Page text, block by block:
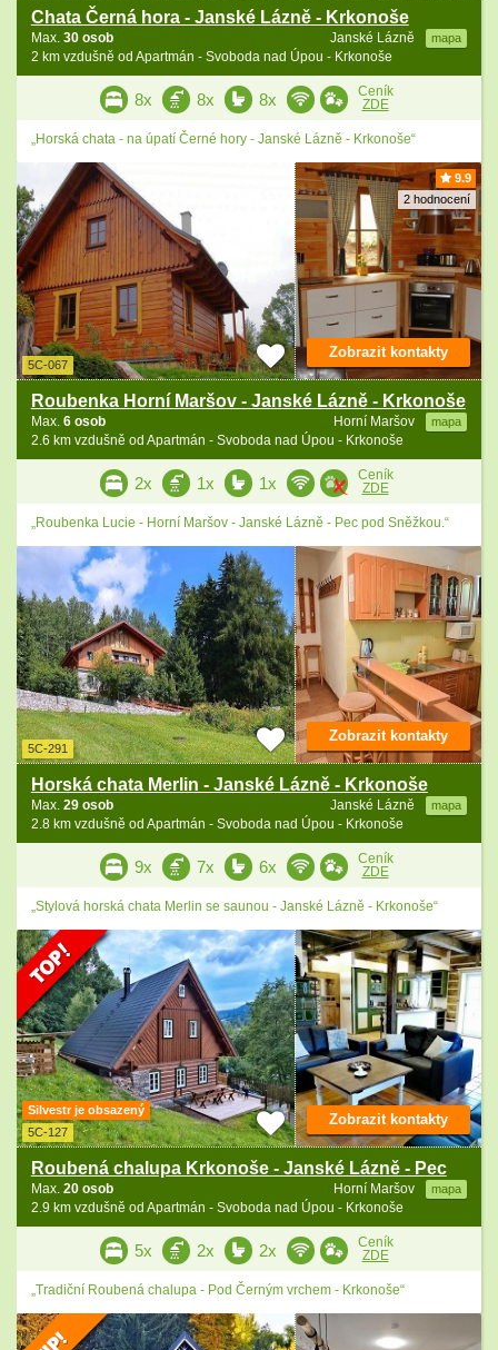
Chata Černá hora - Janské Lázně - Krkonoše
Janské Lázně mapa
Max. 30 osob
2 km vzdušně od Apartmán - Svoboda nad Úpou - Krkonoše
8x 8x 8x
Ceník
ZDE
„Horská chata - na úpatí Černé hory - Janské Lázně - Krkonoše“
9.9
2 hodnocení
5C-067
Roubenka Horní Maršov - Janské Lázně - Krkonoše
Horní Maršov mapa
Max. 6 osob
2.6 km vzdušně od Apartmán - Svoboda nad Úpou - Krkonoše
Zobrazit kontakty
2x 1x 1x
Ceník
ZDE
„Roubenka Lucie - Horní Maršov - Janské Lázně - Pec pod Sněžkou.“
5C-291
Horská chata Merlin - Janské Lázně - Krkonoše
Janské Lázně mapa
Max. 29 osob
2.8 km vzdušně od Apartmán - Svoboda nad Úpou - Krkonoše
Zobrazit kontakty
9x 7x 6x
Ceník
ZDE
„Stylová horská chata Merlin se saunou - Janské Lázně - Krkonoše“
Silvestr je obsazený
5C-127
Roubená chalupa Krkonoše - Janské Lázně - Pec
Horní Maršov mapa
Max. 20 osob
2.9 km vzdušně od Apartmán - Svoboda nad Úpou - Krkonoše
Zobrazit kontakty
5x 2x 2x
Ceník
ZDE
„Tradiční Roubená chalupa - Pod Černým vrchem - Krkonoše“